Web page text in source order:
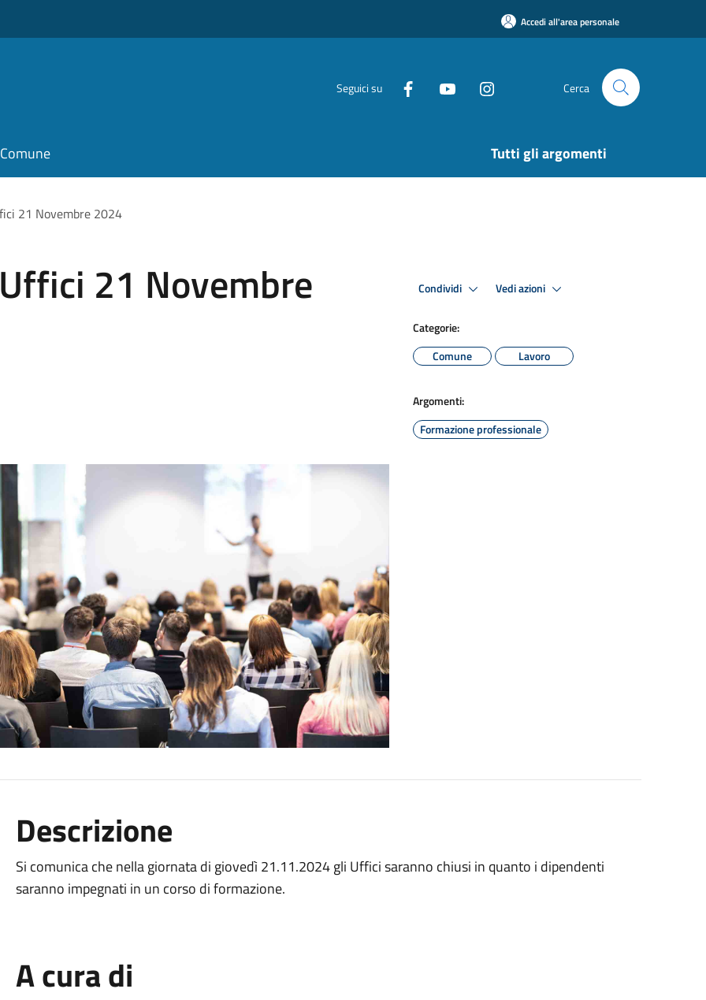
Accedi all'area personale
Seguici su Cerca
Tutti gli argomenti
21 Novembre 2024
21 Novembre Condividi Vedi azioni
Categorie:
Comune
Lavoro
Argomenti:
Formazione professionale
Descrizione
Si comunica che nella giornata di giovedì 21.11.2024 gli Uffici saranno chiusi in quanto i dipendenti
saranno impegnati in un corso di formazione.
A cura di